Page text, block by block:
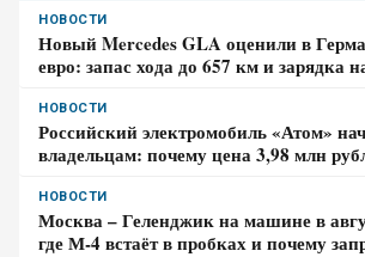
НОВОСТИ
Новый Mercedes GLA оценили в
евро: запас хода до 657 км и зарядка
НОВОСТИ
Российский электромобиль «Атом»
владельцам: почему цена 3,98 млн
НОВОСТИ
Москва – Геленджик на машине в
где М-4 встаёт в пробках и почему